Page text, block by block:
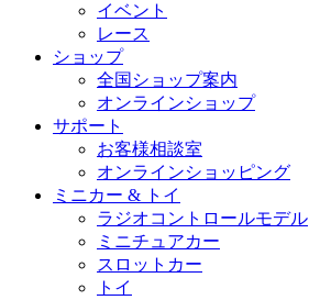
イベント
レース
ショップ
全国ショップ案内
オンラインショップ
サポート
お客様相談室
オンラインショッピング
ミニカー & トイ
ラジオコントロールモデル
ミニチュアカー
スロットカー
トイ